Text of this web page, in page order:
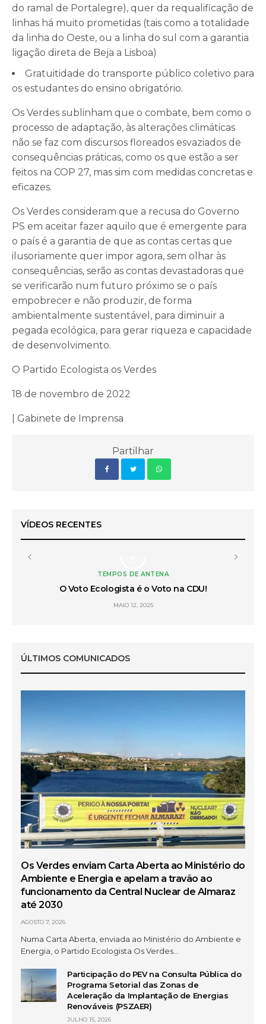
do ramal de Portalegre), quer da requalificação de
linhas há muito prometidas (tais como a totalidade
da linha do Oeste, ou a linha do sul com a garantia
ligação direta de Beja a Lisboa)
Gratuitidade do transporte público coletivo para
os estudantes do ensino obrigatório.
Os Verdes sublinham que o combate, bem como o
processo de adaptação, às alterações climáticas
não se faz com discursos floreados esvaziados de
consequências práticas, como os que estão a ser
feitos na COP 27, mas sim com medidas concretas e
eficazes.
Os Verdes consideram que a recusa do Governo
PS em aceitar fazer aquilo que é emergente para
o país é a garantia de que as contas certas que
ilusoriamente quer impor agora, sem olhar às
consequências, serão as contas devastadoras que
se verificarão num futuro próximo se o país
empobrecer e não produzir, de forma
ambientalmente sustentável, para diminuir a
pegada ecológica, para gerar riqueza e capacidade
de desenvolvimento.
O Partido Ecologista os Verdes
18 de novembro de 2022
| Gabinete de Imprensa
Partilhar
VÍDEOS RECENTES
TEMPOS DE ANTENA
O Voto Ecologista é o Voto na CDU!
MAIO 12, 2025
ÚLTIMOS COMUNICADOS
Os Verdes enviam Carta Aberta ao Ministério do
Ambiente e Energia e apelam a travão ao
funcionamento da Central Nuclear de Almaraz
até 2030
AGOSTO 7, 2026
Numa Carta Aberta, enviada ao Ministério do Ambiente e
Energia, o Partido Ecologista Os Verdes…
Participação do PEV na Consulta Pública do
Programa Setorial das Zonas de
Aceleração da Implantação de Energias
Renováveis (PSZAER)
JULHO 15, 2026